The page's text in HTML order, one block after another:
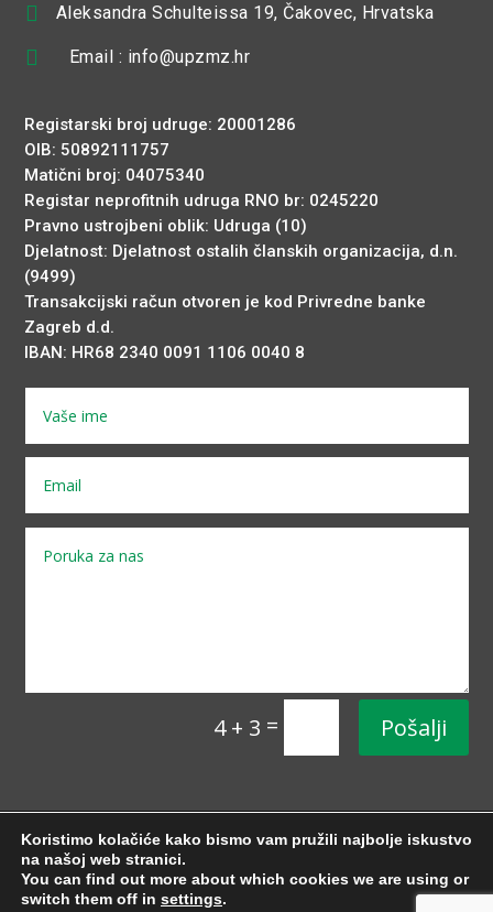
 Aleksandra Schulteissa 19, Čakovec, Hrvatska
 Email : info@upzmz.hr
Registarski broj udruge: 20001286
OIB: 50892111757
Matični broj: 04075340
Registar neprofitnih udruga RNO br: 0245220
Pravno ustrojbeni oblik: Udruga (10)
Djelatnost: Djelatnost ostalih članskih organizacija, d.n.
(9499)
Transakcijski račun otvoren je kod Privredne banke
Zagreb d.d.
IBAN: HR68 2340 0091 1106 0040 8
4 + 3 = Pošalji
Copyright ©UPZMZ. Sva prava pridržana. Web
rješenje:InTeh
Koristimo kolačiće kako bismo vam pružili najbolje iskustvo
na našoj web stranici.
You can find out more about which cookies we are using or
switch them off in settings.